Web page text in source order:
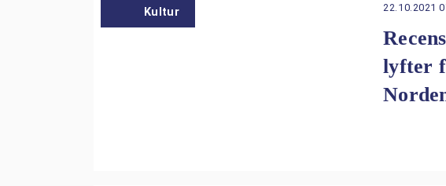
Kultur 22.10.2021
lyfter